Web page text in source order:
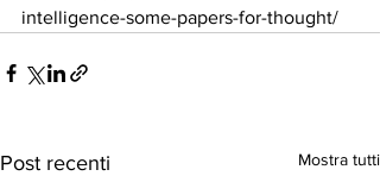
intelligence-some-papers-for-thought/
Post recenti Mostra tutti